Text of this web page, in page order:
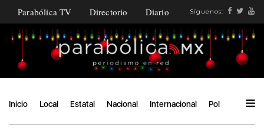
Parabólica TV Directorio Diario Síguenos:
Inicio Local Estatal Nacional Internacional Política